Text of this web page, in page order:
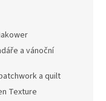
a vánoční
a quilt
Texture